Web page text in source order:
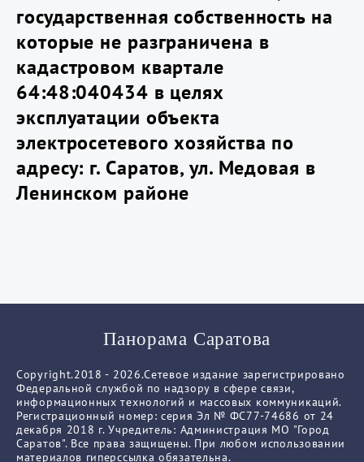
государственная собственность на
которые не разграничена в
кадастровом квартале
64:48:040434 в целях
эксплуатации объекта
электросетевого хозяйства по
адресу: г. Саратов, ул. Медовая в
Ленинском районе
Панорама Саратова
Copyright.2018 - 2026.Сетевое издание зарегистрировано
Федеральной службой по надзору в сфере связи,
информационных технологий и массовых коммуникаций.
Регистрационный номер: серия Эл № ФС77-74686 от 24
декабря 2018 г. Учредитель: Администрация МО "Город
Саратов". Все права защищены. При любом использовании
материалов гиперссылка обязательна.